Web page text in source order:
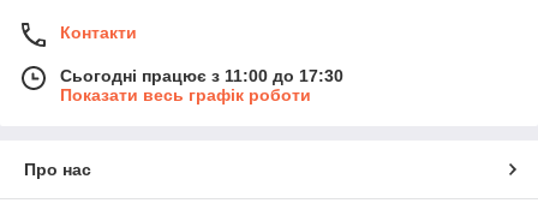
Контакти
Сьогодні працює з 11:00 до 17:30
Показати весь графік роботи
Про нас